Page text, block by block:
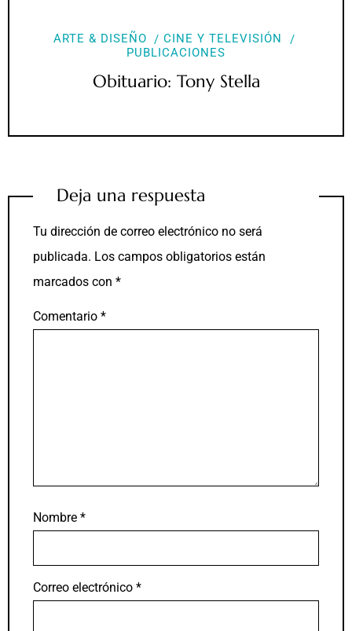
ARTE & DISEÑO
CINE Y TELEVISIÓN
PUBLICACIONES
Obituario: Tony Stella
Deja una respuesta
Tu dirección de correo electrónico no será
publicada. Los campos obligatorios están
marcados con *
Comentario *
Nombre *
Correo electrónico *